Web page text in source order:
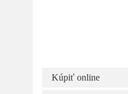
Kúpiť online